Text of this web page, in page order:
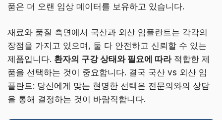
품은 더 오랜 임상 데이터를 보유하고 있습니다.
재료와 품질 측면에서 국산과 외산 임플란트는 각각의
장점을 가지고 있으며, 둘 다 안전하고 신뢰할 수 있는
제품입니다. 환자의 구강 상태와 필요에 따라적합한 제
품을 선택하는 것이 중요합니다. 결국 국산 vs 외산 임
플란트: 당신에게 맞는 현명한 선택은 전문의와의 상담
을 통해 결정하는 것이 바람직합니다.